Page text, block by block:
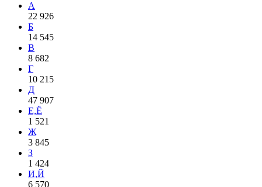
А
22 926
Б
14 545
В
8 682
Г
10 215
Д
47 907
Е,Ё
1 521
Ж
3 845
З
1 424
И,Й
6 570